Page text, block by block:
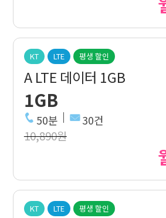
KT LTE 평생 할인
A LTE 데이터 1GB
1GB
50분 30건
10,890원
KT LTE 평생 할인